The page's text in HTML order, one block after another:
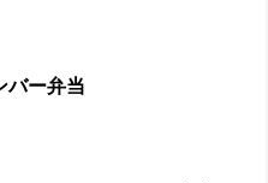
バー弁当